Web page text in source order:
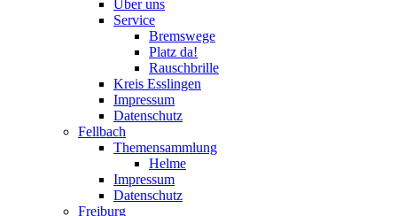
Über uns
Service
Bremswege
Platz da!
Rauschbrille
Kreis Esslingen
Impressum
Datenschutz
Fellbach
Themensammlung
Helme
Impressum
Datenschutz
Freiburg